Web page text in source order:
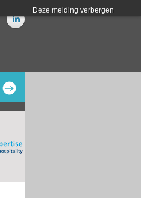
Deze melding verbergen